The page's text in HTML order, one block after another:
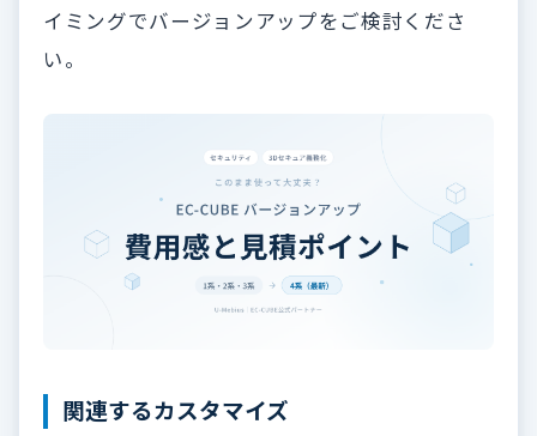
イミングでバージョンアップをご検討くださ
い。
関連するカスタマイズ